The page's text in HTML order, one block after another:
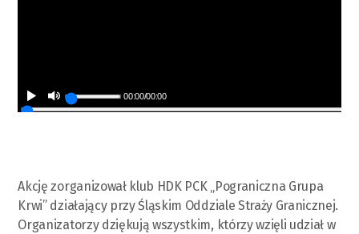
00:00/00:00
Akcję zorganizował klub HDK PCK „Pograniczna Grupa
Krwi” działający przy Śląskim Oddziale Straży Granicznej.
Organizatorzy dziękują wszystkim, którzy wzięli udział w